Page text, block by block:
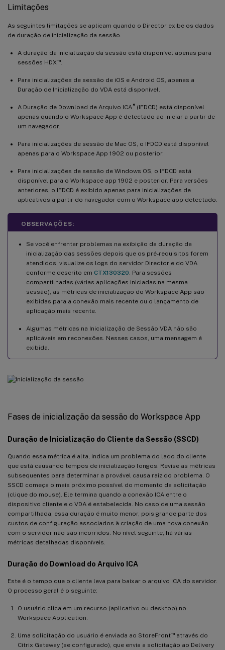
Limitações
As seguintes limitações se aplicam quando o Director exibe os dados
de duração de inicialização da sessão.
A duração da inicialização da sessão está disponível apenas para
sessões HDX ™.
Para inicializações de sessão de iOS e Android OS, apenas a
Duração de Inicialização do VDA está disponível.
A Duração de Download de Arquivo ICA ®(IFDCD) está disponível
apenas quando o Workspace App é detectado ao iniciar a partir de
um navegador.
Para inicializações de sessão de Mac OS, o IFDCD está disponível
apenas para o Workspace App 1902 ou posterior.
Para inicializações de sessão de Windows OS, o IFDCD está
disponível para o Workspace app 1902 e posterior. Para versões
anteriores, o IFDCD é exibido apenas para inicializações de
aplicativos a partir do navegador com o Workspace app detectado.
OBSERVAÇÕES:
Se você enfrentar problemas na exibição da duração da
inicialização das sessões depois que os pré-requisitos forem
atendidos, visualize os logs do servidor Director e do VDA
conforme descrito em CTX130320 . Para sessões
compartilhadas (várias aplicações iniciadas na mesma
sessão), as métricas de inicialização do Workspace App são
exibidas para a conexão mais recente ou o lançamento de
aplicação mais recente.
Algumas métricas na Inicialização de Sessão VDA não são
aplicáveis em reconexões. Nesses casos, uma mensagem é
exibida.
Fases de inicialização da sessão do Workspace App
Duração de Inicialização do Cliente da Sessão (SSCD)
Quando essa métrica é alta, indica um problema do lado do cliente
que está causando tempos de inicialização longos. Revise as métricas
subsequentes para determinar a provável causa raiz do problema. O
SSCD começa o mais próximo possível do momento da solicitação
(clique do mouse). Ele termina quando a conexão ICA entre o
dispositivo cliente e o VDA é estabelecida. No caso de uma sessão
compartilhada, essa duração é muito menor, pois grande parte dos
custos de configuração associados à criação de uma nova conexão
com o servidor não são incorridos. No nível seguinte, há várias
métricas detalhadas disponíveis.
Duração do Download do Arquivo ICA
Este é o tempo que o cliente leva para baixar o arquivo ICA do servidor.
O processo geral é o seguinte:
O usuário clica em um recurso (aplicativo ou desktop) no
Workspace Application.
Uma solicitação do usuário é enviada ao StoreFront™através do
Citrix Gateway (se configurado), que envia a solicitação ao Delivery